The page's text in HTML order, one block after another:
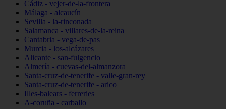
Cádiz - vejer-de-la-frontera
Málaga - alcaucín
Sevilla - la-rinconada
Salamanca - villares-de-la-reina
Cantabria - vega-de-pas
Murcia - los-alcázares
Alicante - san-fulgencio
Almería - cuevas-del-almanzora
Santa-cruz-de-tenerife - valle-gran-rey
Santa-cruz-de-tenerife - arico
Illes-balears - ferreries
A-coruña - carballo